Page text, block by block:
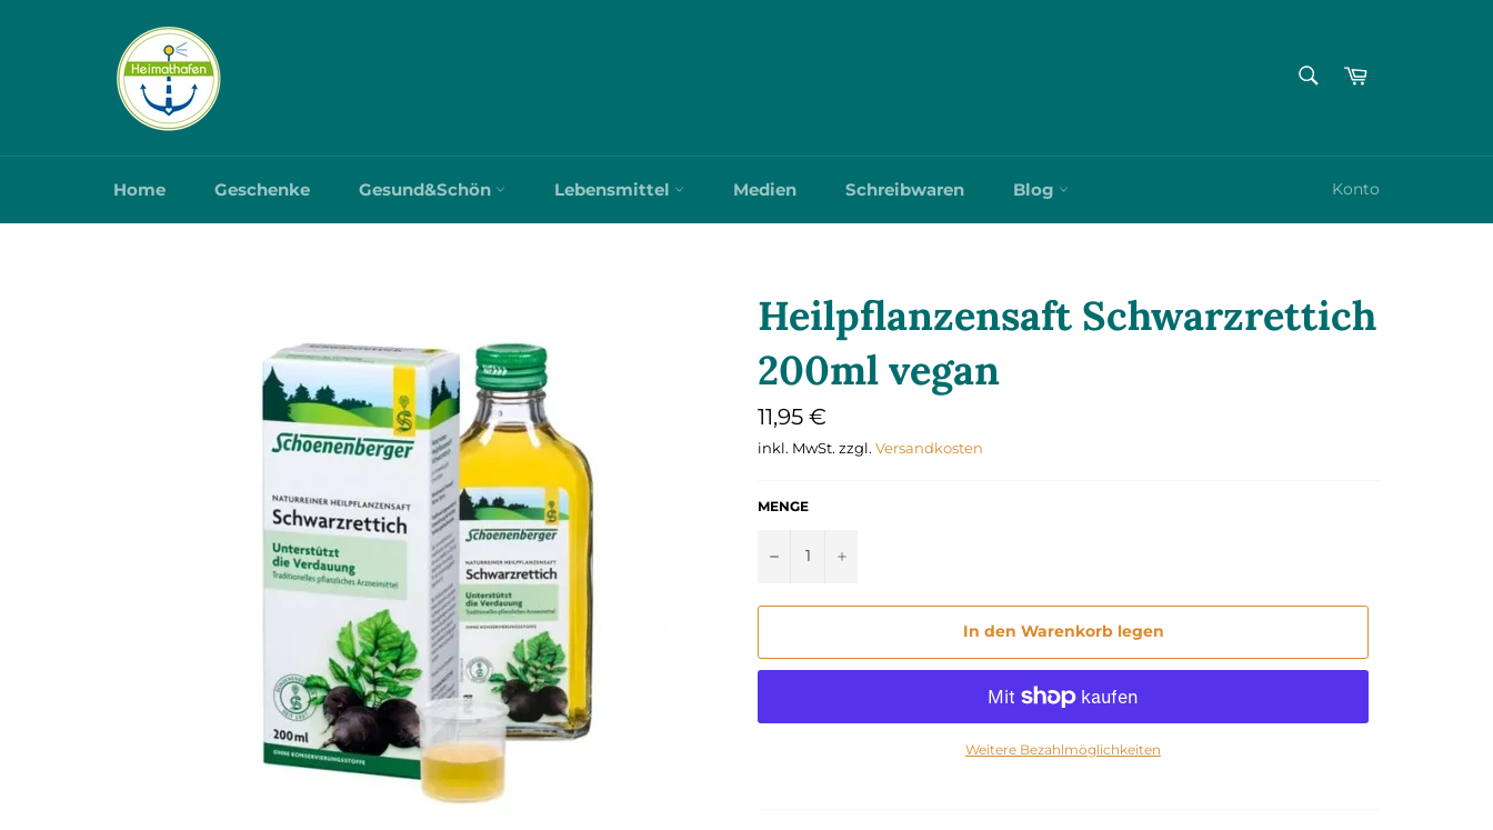
Warenkorb
Home Geschenke Gesund&Schön Lebensmittel Medien Schreibwaren Blog Konto
Heilpflanzensaft Schwarzrettich
200ml vegan
Normaler
Preis
11,95 €
inkl. MwSt. zzgl. Versandkosten
MENGE
− +
In den Warenkorb legen
Weitere Bezahlmöglichkeiten